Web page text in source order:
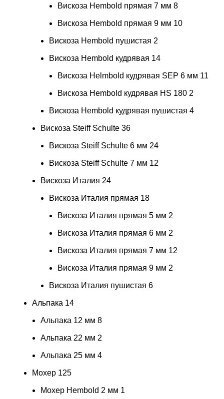
Вискоза Hembold прямая 7 мм 8
Вискоза Hembold прямая 9 мм 10
Вискоза Hembold пушистая 2
Вискоза Hembold кудрявая 14
Вискоза Helmbold кудрявая SEP 6 мм 11
Вискоза Hembold кудрявая HS 180 2
Вискоза Hembold кудрявая пушистая 4
Вискоза Steiff Schulte 36
Вискоза Steiff Schulte 6 мм 24
Вискоза Steiff Schulte 7 мм 12
Вискоза Италия 24
Вискоза Италия прямая 18
Вискоза Италия прямая 5 мм 2
Вискоза Италия прямая 6 мм 2
Вискоза Италия прямая 7 мм 12
Вискоза Италия прямая 9 мм 2
Вискоза Италия пушистая 6
Альпака 14
Альпака 12 мм 8
Альпака 22 мм 2
Альпака 25 мм 4
Мохер 125
Мохер Hembold 2 мм 1